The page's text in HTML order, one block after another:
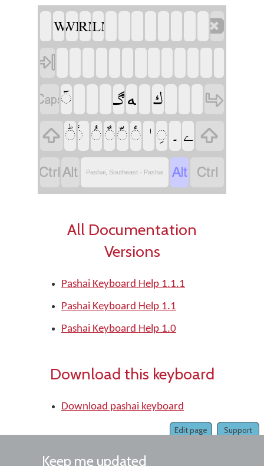
‏
‏
‏
‏
‏
‏
‏‏ ‏‏ﻪ ‏
‏
‏ ‏ ‏‏‏‏ ‏ ‏ ‏ﮮ ‏
‏‏ Pashai, Southeast - Pashai ‏ ‏
All Documentation
Versions
Pashai Keyboard Help 1.1.1
Pashai Keyboard Help 1.1
Pashai Keyboard Help 1.0
Download this keyboard
Download pashai keyboard
Support
Edit page
Keep me updated